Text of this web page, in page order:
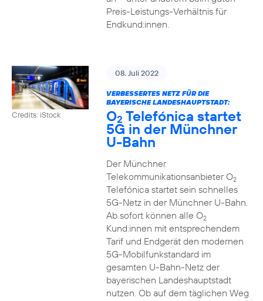
Preis-Leistungs-Verhältnis für
Endkund:innen.
Credits: iStock
08. Juli 2022
VERBESSERTES NETZ FÜR DIE
BAYERISCHE LANDESHAUPTSTADT:
O2 Telefónica startet
5G in der Münchner
U-Bahn
Der Münchner
Telekommunikationsanbieter O2
Telefónica startet sein schnelles
5G-Netz in der Münchner U-Bahn.
Ab sofort können alle O2
Kund:innen mit entsprechendem
Tarif und Endgerät den modernen
5G-Mobilfunkstandard im
gesamten U-Bahn-Netz der
bayerischen Landeshauptstadt
nutzen. Ob auf dem täglichen Weg